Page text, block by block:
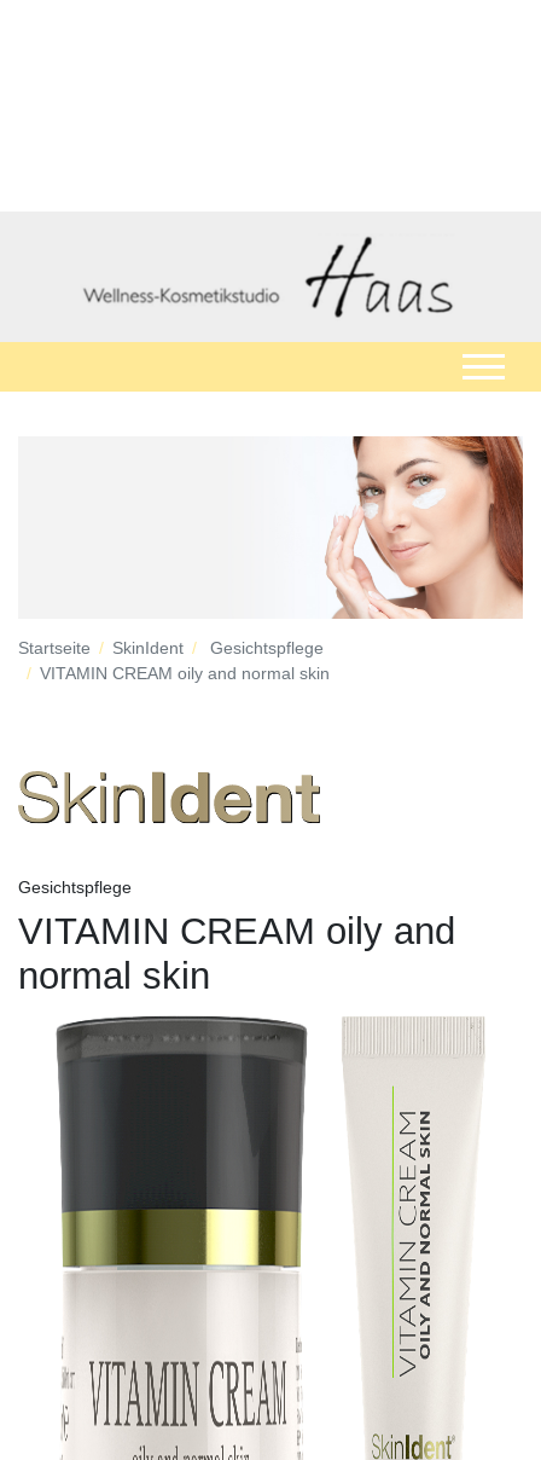
Startseite SkinIdent
Gesichtspflege
VITAMIN CREAM oily and normal skin
Gesichtspflege
VITAMIN CREAM oily and
normal skin